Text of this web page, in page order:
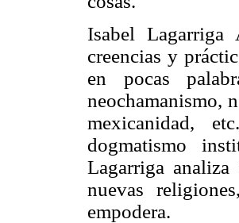
Isabel
creencias y
en pocas
neochamanismo,
mexicanidad,
dogmatismo
Lagarriga
nuevas
empodera.